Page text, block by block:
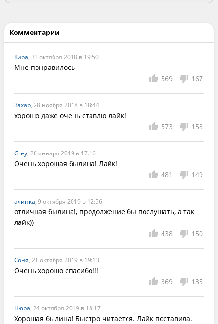
Комментарии
Кира, 31 октября 2018 в 19:50
Мне понравилось
569
167
Захар, 28 ноября 2018 в 18:44
хорошо даже очень ставлю лайк!
573
158
Grey, 28 января 2019 в 17:16
Очень хорошая былина! Лайк!
481
149
алинка, 9 октября 2019 в 12:56
отличная былина!, продолжение бы послушать, а так
лайк))
438
150
Соня, 21 октября 2019 в 19:13
Очень хорошо спасибо!!!
369
135
Нюра, 24 октября 2019 в 18:17
Хорошая былина! Быстро читается. Лайк поставила.